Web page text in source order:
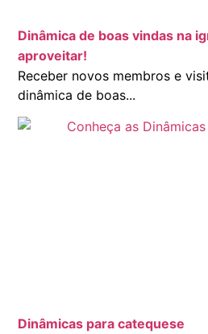
Dinâmica de boas vindas na
aproveitar!
Receber novos membros e
dinâmica de boas...
Dinâmicas para catequese